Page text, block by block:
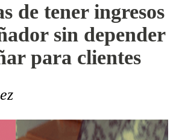
de tener ingresos
sin depender
para clientes